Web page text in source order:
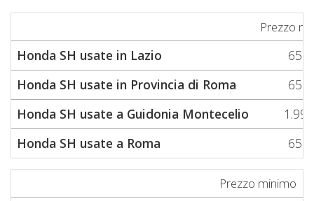
Prezzo
Honda SH usate in Lazio
650
Honda SH usate in Provincia di Roma
650
Honda SH usate a Guidonia Montecelio
1.999
Honda SH usate a Roma
650
Prezzo minimo